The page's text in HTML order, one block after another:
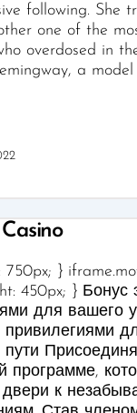
following. She
one of the
overdosed in
a
750px; }
450px; } Бонус
для вашего
привилегиями
программе,
двери к